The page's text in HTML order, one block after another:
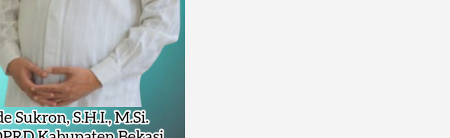
FA, Tekankan Transparansi dan Independensi
Pilkades Jejalen Jaya, Serukan Pemilu Damai